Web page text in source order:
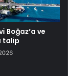
Boğaz’a ve
talip